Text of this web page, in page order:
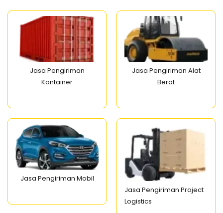
Jasa Pengiriman
Kontainer
Jasa Pengiriman Alat
Berat
Jasa Pengiriman Mobil
Jasa Pengiriman Project
Logistics